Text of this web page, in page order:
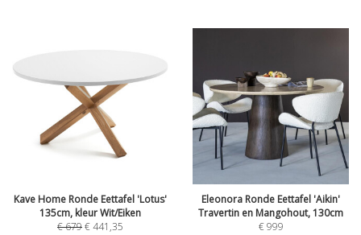
Kave Home Ronde Eettafel 'Lotus'
135cm, kleur Wit/Eiken
€679€441,35
Eleonora Ronde Eettafel 'Aikin'
Travertin en Mangohout, 130cm
€999